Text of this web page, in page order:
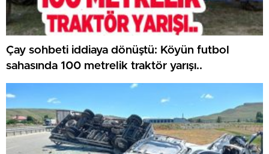
Çay sohbeti iddiaya dönüştü: Köyün futbol
sahasında 100 metrelik traktör yarışı..